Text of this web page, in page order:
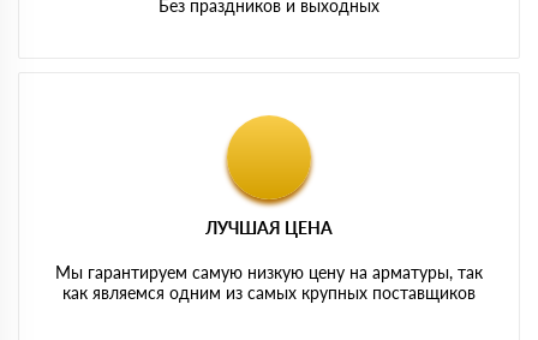
Без праздников и выходных
ЛУЧШАЯ ЦЕНА
Мы гарантируем самую низкую цену на арматуры, так
как являемся одним из самых крупных поставщиков